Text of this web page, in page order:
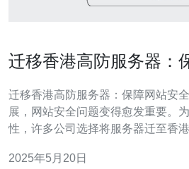
迁移香港高防服务器：
迁移香港高防服务器：保障网站安全 随着互联网的快速发
展，网站安全问题变得愈发重要。
性，许多公司选择将服务器迁至香
全。 香港是一个互联网发达的地区，拥有先进的网络基础
2025年5月20日